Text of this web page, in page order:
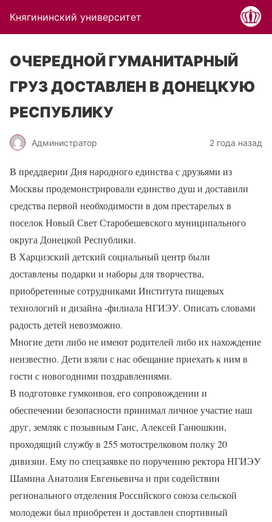
Княгининский университет
ОЧЕРЕДНОЙ ГУМАНИТАРНЫЙ
ГРУЗ ДОСТАВЛЕН В ДОНЕЦКУЮ
РЕСПУБЛИКУ
Администратор 2 года назад
В преддверии Дня народного единства с друзьями из
Москвы продемонстрировали единство душ и доставили
средства первой необходимости в дом престарелых в
поселок Новый Свет Старобешевского муниципального
округа Донецкой Республики.
В Харцизский детский социальный центр были
доставлены подарки и наборы для творчества,
приобретенные сотрудниками Института пищевых
технологий и дизайна -филиала НГИЭУ. Описать словами
радость детей невозможно.
Многие дети либо не имеют родителей либо их нахождение
неизвестно. Дети взяли с нас обещание приехать к ним в
гости с новогодними поздравлениями.
В подготовке гумконвоя, его сопровождении и
обеспечении безопасности принимал личное участие наш
друг, земляк с позывным Ганс, Алексей Ганюшкин,
проходящий службу в 255 мотострелковом полку 20
дивизии. Ему по спецзаявке по поручению ректора НГИЭУ
Шамина Анатолия Евгеньевича и при содействии
регионального отделения Российского союза сельской
молодежи был приобретен и доставлен спортивный